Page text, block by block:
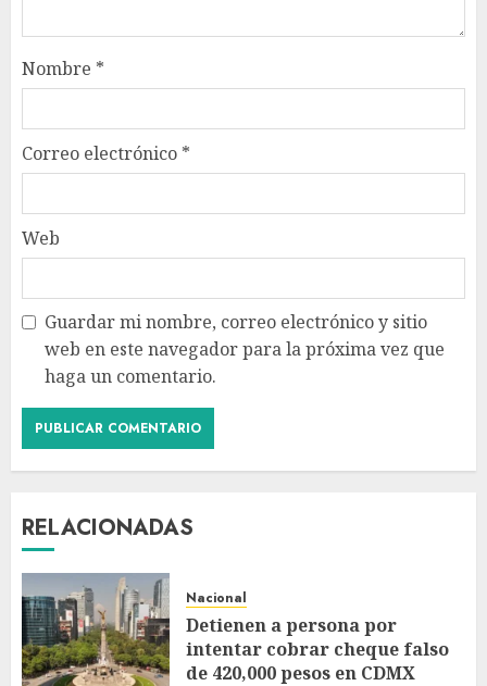
Nombre *
Correo electrónico *
Web
Guardar mi nombre, correo electrónico y sitio
web en este navegador para la próxima vez que
haga un comentario.
RELACIONADAS
Nacional
Detienen a persona por
intentar cobrar cheque falso
de 420,000 pesos en CDMX